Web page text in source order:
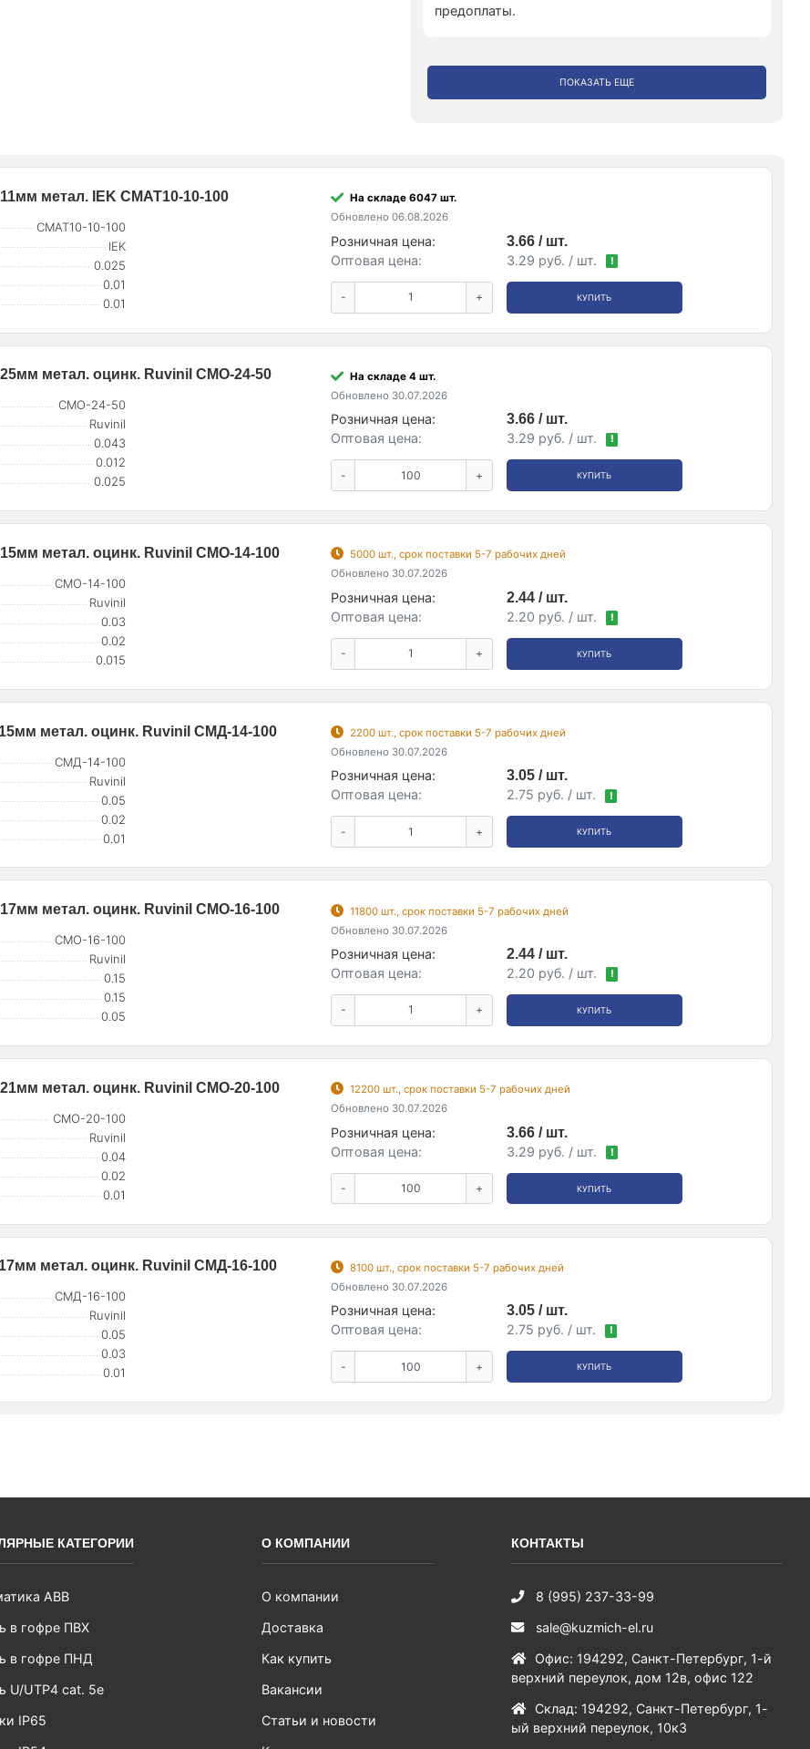
предоплаты.
ПОКАЗАТЬ ЕЩЕ
метал. IEK CMAT10-10-100
CMAT10-10-100
IEK
0.025
0.01
0.01
На складе 6047 шт.
Обновлено 06.08.2026
Розничная цена:
3.66 / шт.
Оптовая цена:
3.29 руб. / шт. !
- + КУПИТЬ
метал. оцинк. Ruvinil СМО-24-50
СМО-24-50
Ruvinil
0.043
0.012
0.025
На складе 4 шт.
Обновлено 30.07.2026
Розничная цена:
3.66 / шт.
Оптовая цена:
3.29 руб. / шт. !
- + КУПИТЬ
метал. оцинк. Ruvinil СМО-14-100
СМО-14-100
Ruvinil
0.03
0.02
0.015
5000 шт., срок поставки 5-7 рабочих дней
Обновлено 30.07.2026
Розничная цена:
2.44 / шт.
Оптовая цена:
2.20 руб. / шт. !
- + КУПИТЬ
метал. оцинк. Ruvinil СМД-14-100
СМД-14-100
Ruvinil
0.05
0.02
0.01
2200 шт., срок поставки 5-7 рабочих дней
Обновлено 30.07.2026
Розничная цена:
3.05 / шт.
Оптовая цена:
2.75 руб. / шт. !
- + КУПИТЬ
метал. оцинк. Ruvinil СМО-16-100
СМО-16-100
Ruvinil
0.15
0.15
0.05
11800 шт., срок поставки 5-7 рабочих дней
Обновлено 30.07.2026
Розничная цена:
2.44 / шт.
Оптовая цена:
2.20 руб. / шт. !
- + КУПИТЬ
метал. оцинк. Ruvinil СМО-20-100
СМО-20-100
Ruvinil
0.04
0.02
0.01
12200 шт., срок поставки 5-7 рабочих дней
Обновлено 30.07.2026
Розничная цена:
3.66 / шт.
Оптовая цена:
3.29 руб. / шт. !
- + КУПИТЬ
метал. оцинк. Ruvinil СМД-16-100
СМД-16-100
Ruvinil
0.05
0.03
0.01
8100 шт., срок поставки 5-7 рабочих дней
Обновлено 30.07.2026
Розничная цена:
3.05 / шт.
Оптовая цена:
2.75 руб. / шт. !
- + КУПИТЬ
КАТЕГОРИИ
ABB
в гофре ПВХ
в гофре ПНД
U/UTP4 cat. 5e
IP65
О КОМПАНИИ
О компании
Доставка
Как купить
Вакансии
Статьи и новости
КОНТАКТЫ
8 (995) 237-33-99
sale@kuzmich-el.ru
Офис: 194292, Санкт-Петербург, 1-й
верхний переулок, дом 12в, офис 122
Склад: 194292, Санкт-Петербург, 1-
ый верхний переулок, 10к3